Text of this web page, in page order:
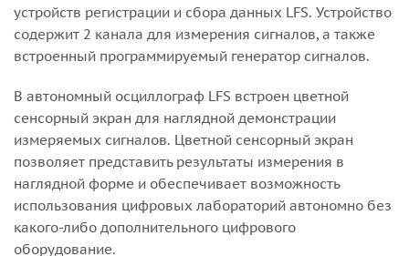
устройств регистрации и сбора данных LFS. Устройство
содержит 2 канала для измерения сигналов, а также
встроенный программируемый генератор сигналов.
В автономный осциллограф LFS встроен цветной
сенсорный экран для наглядной демонстрации
измеряемых сигналов. Цветной сенсорный экран
позволяет представить результаты измерения в
наглядной форме и обеспечивает возможность
использования цифровых лабораторий автономно без
какого-либо дополнительного цифрового
оборудование.